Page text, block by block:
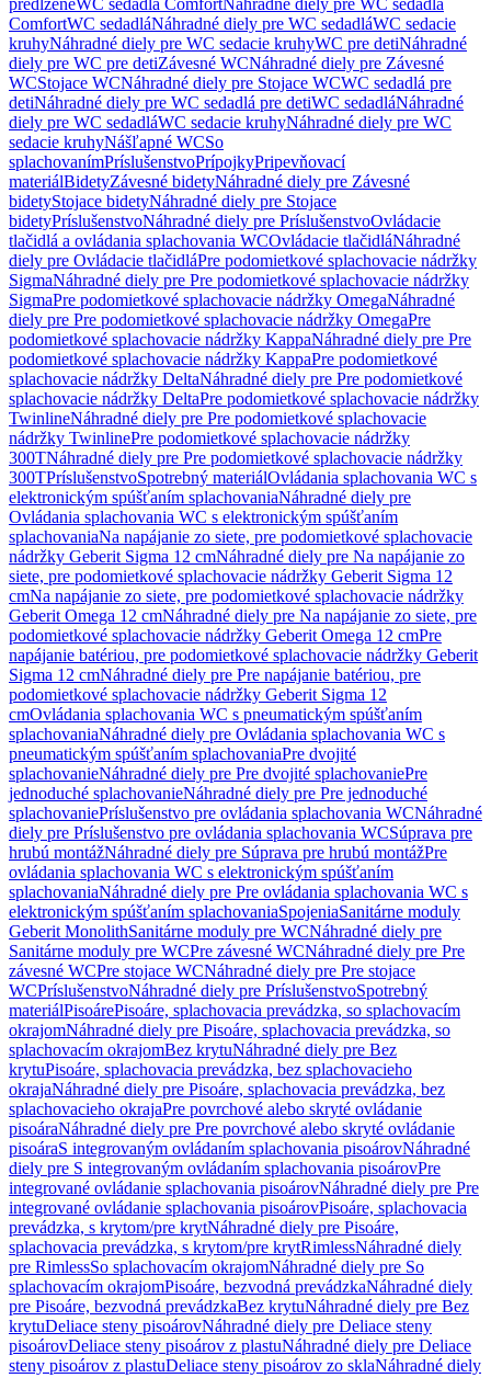
predĺženéWC sedadlá ComfortNáhradné diely pre WC sedadlá
ComfortWC sedadláNáhradné diely pre WC sedadláWC sedacie
kruhyNáhradné diely pre WC sedacie kruhyWC pre detiNáhradné
diely pre WC pre detiZávesné WCNáhradné diely pre Závesné
WCStojace WCNáhradné diely pre Stojace WCWC sedadlá pre
detiNáhradné diely pre WC sedadlá pre detiWC sedadláNáhradné
diely pre WC sedadláWC sedacie kruhyNáhradné diely pre WC
sedacie kruhyNášľapné WCSo
splachovanímPríslušenstvoPrípojkyPripevňovací
materiálBidetyZávesné bidetyNáhradné diely pre Závesné
bidetyStojace bidetyNáhradné diely pre Stojace
bidetyPríslušenstvoNáhradné diely pre PríslušenstvoOvládacie
tlačidlá a ovládania splachovania WCOvládacie tlačidláNáhradné
diely pre Ovládacie tlačidláPre podomietkové splachovacie nádržky
SigmaNáhradné diely pre Pre podomietkové splachovacie nádržky
SigmaPre podomietkové splachovacie nádržky OmegaNáhradné
diely pre Pre podomietkové splachovacie nádržky OmegaPre
podomietkové splachovacie nádržky KappaNáhradné diely pre Pre
podomietkové splachovacie nádržky KappaPre podomietkové
splachovacie nádržky DeltaNáhradné diely pre Pre podomietkové
splachovacie nádržky DeltaPre podomietkové splachovacie nádržky
TwinlineNáhradné diely pre Pre podomietkové splachovacie
nádržky TwinlinePre podomietkové splachovacie nádržky
300TNáhradné diely pre Pre podomietkové splachovacie nádržky
300TPríslušenstvoSpotrebný materiálOvládania splachovania WC s
elektronickým spúšťaním splachovaniaNáhradné diely pre
Ovládania splachovania WC s elektronickým spúšťaním
splachovaniaNa napájanie zo siete, pre podomietkové splachovacie
nádržky Geberit Sigma 12 cmNáhradné diely pre Na napájanie zo
siete, pre podomietkové splachovacie nádržky Geberit Sigma 12
cmNa napájanie zo siete, pre podomietkové splachovacie nádržky
Geberit Omega 12 cmNáhradné diely pre Na napájanie zo siete, pre
podomietkové splachovacie nádržky Geberit Omega 12 cmPre
napájanie batériou, pre podomietkové splachovacie nádržky Geberit
Sigma 12 cmNáhradné diely pre Pre napájanie batériou, pre
podomietkové splachovacie nádržky Geberit Sigma 12
cmOvládania splachovania WC s pneumatickým spúšťaním
splachovaniaNáhradné diely pre Ovládania splachovania WC s
pneumatickým spúšťaním splachovaniaPre dvojité
splachovanieNáhradné diely pre Pre dvojité splachovaniePre
jednoduché splachovanieNáhradné diely pre Pre jednoduché
splachovaniePríslušenstvo pre ovládania splachovania WCNáhradné
diely pre Príslušenstvo pre ovládania splachovania WCSúprava pre
hrubú montážNáhradné diely pre Súprava pre hrubú montážPre
ovládania splachovania WC s elektronickým spúšťaním
splachovaniaNáhradné diely pre Pre ovládania splachovania WC s
elektronickým spúšťaním splachovaniaSpojeniaSanitárne moduly
Geberit MonolithSanitárne moduly pre WCNáhradné diely pre
Sanitárne moduly pre WCPre závesné WCNáhradné diely pre Pre
závesné WCPre stojace WCNáhradné diely pre Pre stojace
WCPríslušenstvoNáhradné diely pre PríslušenstvoSpotrebný
materiálPisoárePisoáre, splachovacia prevádzka, so splachovacím
okrajomNáhradné diely pre Pisoáre, splachovacia prevádzka, so
splachovacím okrajomBez krytuNáhradné diely pre Bez
krytuPisoáre, splachovacia prevádzka, bez splachovacieho
okrajaNáhradné diely pre Pisoáre, splachovacia prevádzka, bez
splachovacieho okrajaPre povrchové alebo skryté ovládanie
pisoáraNáhradné diely pre Pre povrchové alebo skryté ovládanie
pisoáraS integrovaným ovládaním splachovania pisoárovNáhradné
diely pre S integrovaným ovládaním splachovania pisoárovPre
integrované ovládanie splachovania pisoárovNáhradné diely pre Pre
integrované ovládanie splachovania pisoárovPisoáre, splachovacia
prevádzka, s krytom/pre krytNáhradné diely pre Pisoáre,
splachovacia prevádzka, s krytom/pre krytRimlessNáhradné diely
pre RimlessSo splachovacím okrajomNáhradné diely pre So
splachovacím okrajomPisoáre, bezvodná prevádzkaNáhradné diely
pre Pisoáre, bezvodná prevádzkaBez krytuNáhradné diely pre Bez
krytuDeliace steny pisoárovNáhradné diely pre Deliace steny
pisoárovDeliace steny pisoárov z plastuNáhradné diely pre Deliace
steny pisoárov z plastuDeliace steny pisoárov zo sklaNáhradné diely